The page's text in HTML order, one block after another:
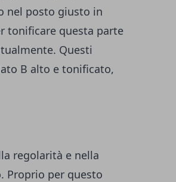
nel posto giusto in
tonificare questa parte
Questi
B alto e tonificato,
regolarità e nella
Proprio per questo